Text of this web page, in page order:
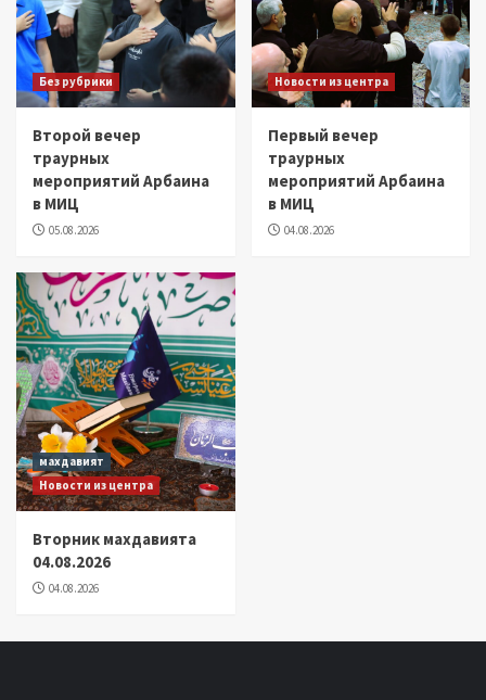
Без рубрики
Второй вечер
траурных
мероприятий Арбаина
в МИЦ
05.08.2026
Новости из центра
Первый вечер
траурных
мероприятий Арбаина
в МИЦ
04.08.2026
махдавият
Новости из центра
Вторник махдавията
04.08.2026
04.08.2026